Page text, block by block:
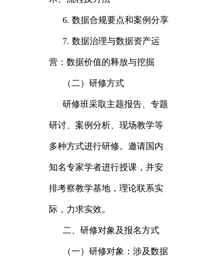
6. 数据合规要点和案例分享
7. 数据治理与数据资产运
营：数据价值的释放与挖掘
（二）研修方式
研修班采取主题报告、专题
研讨、案例分析、现场教学等
多种方式进行研修。邀请国内
知名专家学者进行授课，并安
排考察教学基地，理论联系实
际，力求实效。
二、研修对象及报名方式
（一）研修对象：涉及数据